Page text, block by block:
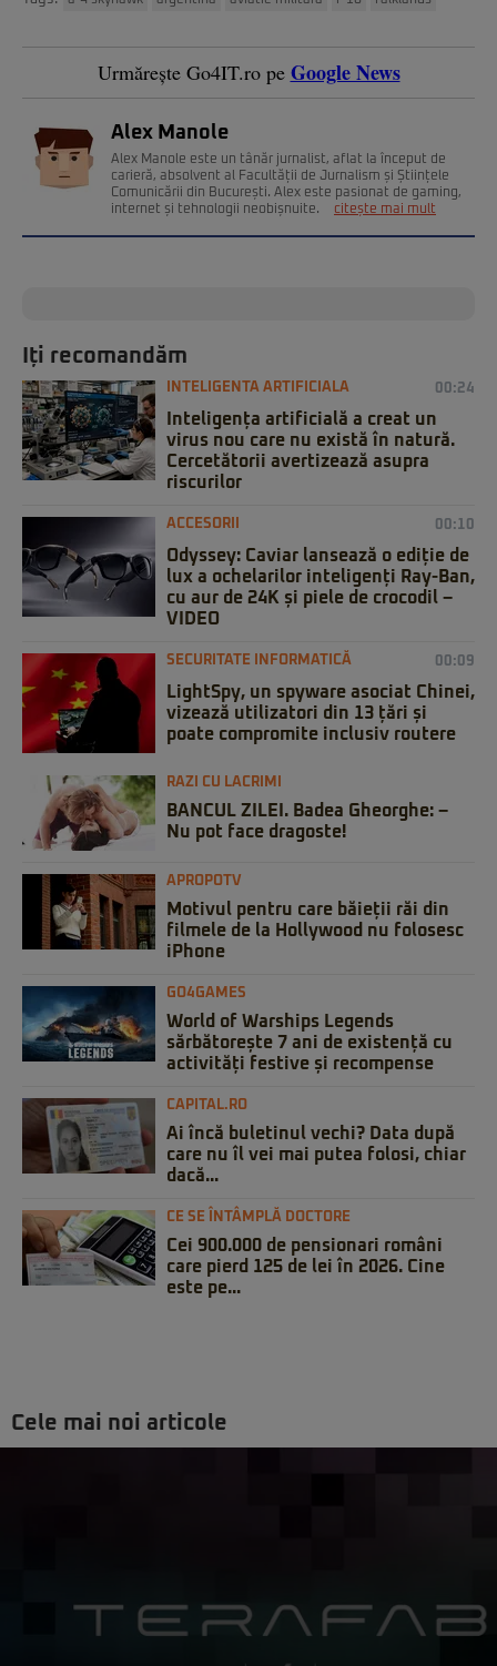
Urmărește Go4IT.ro pe Google News
Alex Manole
Alex Manole este un tânăr jurnalist, aflat la început de
carieră, absolvent al Facultății de Jurnalism și Științele
Comunicării din București. Alex este pasionat de gaming,
internet și tehnologii neobișnuite.
citește mai mult
Iți recomandăm
INTELIGENTA ARTIFICIALA 00:24
Inteligența artificială a creat un
virus nou care nu există în natură.
Cercetătorii avertizează asupra
riscurilor
ACCESORII 00:10
Odyssey: Caviar lansează o ediție de
lux a ochelarilor inteligenți Ray-Ban,
cu aur de 24K și piele de crocodil –
VIDEO
SECURITATE INFORMATICĂ 00:09
LightSpy, un spyware asociat Chinei,
vizează utilizatori din 13 țări și
poate compromite inclusiv routere
RAZI CU LACRIMI
BANCUL ZILEI. Badea Gheorghe: –
Nu pot face dragoste!
APROPOTV
Motivul pentru care băieții răi din
filmele de la Hollywood nu folosesc
iPhone
GO4GAMES
World of Warships Legends
sărbătorește 7 ani de existență cu
activități festive și recompense
CAPITAL.RO
Ai încă buletinul vechi? Data după
care nu îl vei mai putea folosi, chiar
dacă...
CE SE ÎNTÂMPLĂ DOCTORE
Cei 900.000 de pensionari români
care pierd 125 de lei în 2026. Cine
este pe...
Cele mai noi articole